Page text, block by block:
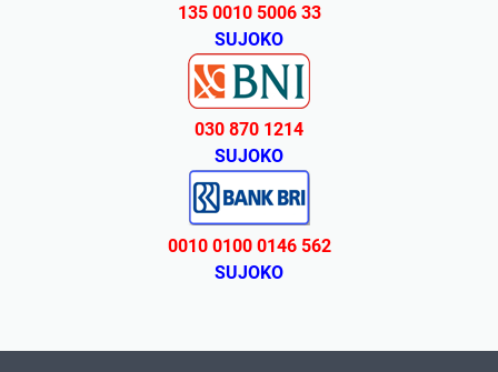
135 0010 5006 33
SUJOKO
030 870 1214
SUJOKO
0010 0100 0146 562
SUJOKO